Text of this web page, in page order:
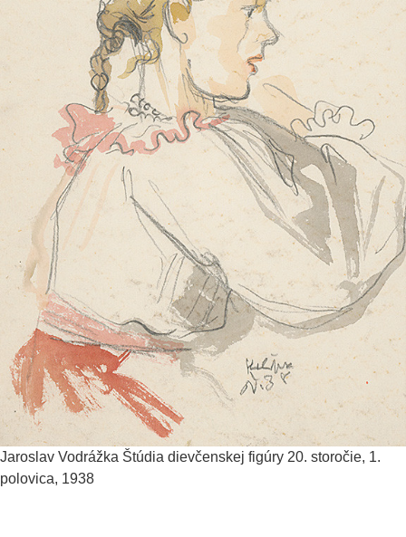
Jaroslav Vodrážka Štúdia dievčenskej figúry 20. storočie, 1.
polovica, 1938